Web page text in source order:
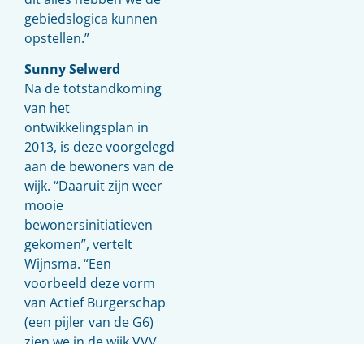
gebiedslogica kunnen
opstellen.”
Sunny Selwerd
Na de totstandkoming
van het
ontwikkelingsplan in
2013, is deze voorgelegd
aan de bewoners van de
wijk. “Daaruit zijn weer
mooie
bewonersinitiatieven
gekomen”, vertelt
Wijnsma. “Een
voorbeeld deze vorm
van Actief Burgerschap
(een pijler van de G6)